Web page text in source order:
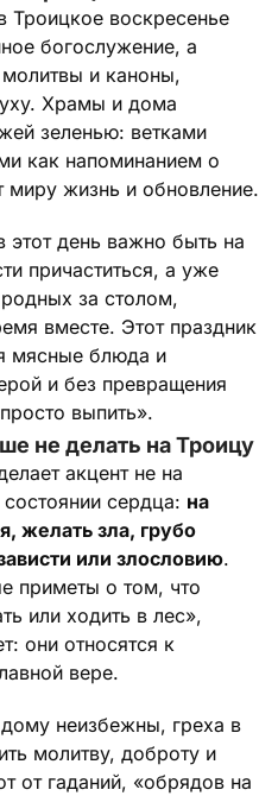
Троицкое воскресенье
богослужение, а
и каноны,
Храмы и дома
зеленью: ветками
как напоминанием о
миру жизнь и обновление.
этот день важно быть на
причаститься, а уже
за столом,
вместе. Этот праздник
мясные блюда и
и без превращения
выпить».
не делать на Троицу
акцент не на
сердца: на
желать зла, грубо
или злословию.
приметы о том, что
или ходить в лес»,
они относятся к
вере.
неизбежны, греха в
молитву, доброту и
от гаданий, «обрядов на